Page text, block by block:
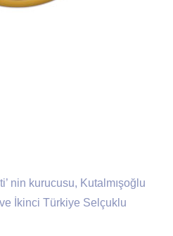
nin kurucusu, Kutalmışoğlu
İkinci Türkiye Selçuklu